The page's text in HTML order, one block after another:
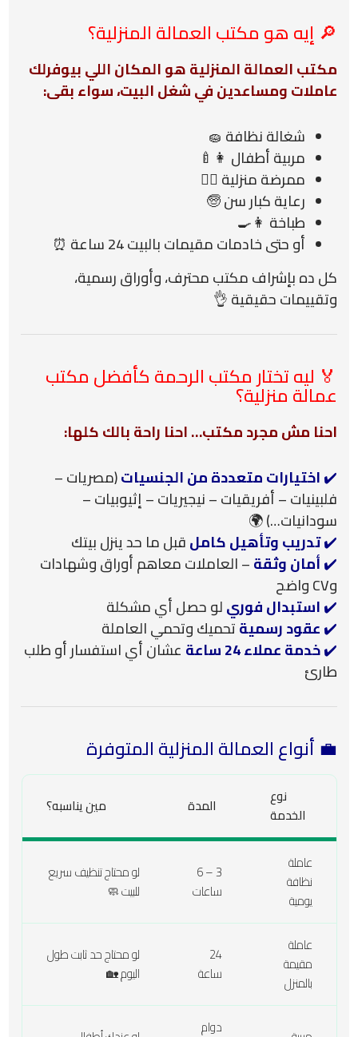
🔎 إيه هو مكتب العمالة المنزلية؟
مكتب العمالة المنزلية هو المكان اللي بيوفرلك
عاملات ومساعدين في شغل البيت، سواء بقى:
شغالة نظافة 🧽
مربية أطفال 👩‍🍼
ممرضة منزلية 👩‍⚕️
رعاية كبار سن 🧓
طباخة 👩‍🍳
أو حتى خادمات مقيمات بالبيت 24 ساعة ⏰
كل ده بإشراف مكتب محترف، وأوراق رسمية،
وتقييمات حقيقية 👌
🏅 ليه تختار مكتب الرحمة كأفضل مكتب
عمالة منزلية؟
احنا مش مجرد مكتب… احنا راحة بالك كلها:
✔️اختيارات متعددة من الجنسيات(مصريات –
فلبينيات – أفريقيات – نيجيريات – إثيوبيات –
سودانيات…) 🌍
✔️تدريب وتأهيل كاملقبل ما حد ينزل بيتك
✔️أمان وثقة– العاملات معاهم أوراق وشهادات
وCV واضح
✔️استبدال فوريلو حصل أي مشكلة
✔️عقود رسميةتحميك وتحمي العاملة
✔️خدمة عملاء 24 ساعة
عشان أي استفسار أو طلب
طارئ
💼 أنواع العمالة المنزلية المتوفرة
نوع
الخدمة
المدة مين يناسبه؟
عاملة
نظافة
يومية
3 – 6
ساعات
لو محتاج تنظيف سريع
للبيت 🧼
عاملة
مقيمة
بالمنزل
24
ساعة
لو محتاج حد ثابت طول
اليوم 🏡
دوام